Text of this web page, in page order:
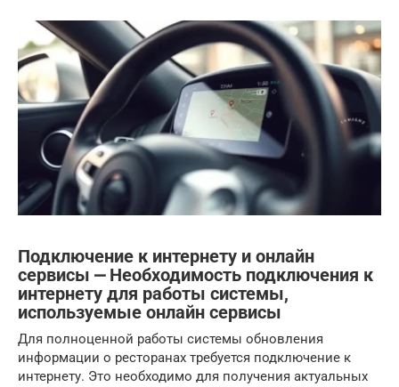
Подключение к интернету и онлайн
сервисы ⎼ Необходимость подключения к
интернету для работы системы,
используемые онлайн сервисы
Для полноценной работы системы обновления
информации о ресторанах требуется подключение к
интернету. Это необходимо для получения актуальных